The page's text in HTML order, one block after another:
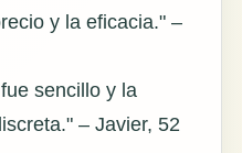
y la eficacia." –
sencillo y la
– Javier, 52